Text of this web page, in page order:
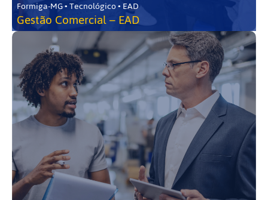
Formiga-MG • Tecnológico • EAD
Gestão Comercial – EAD